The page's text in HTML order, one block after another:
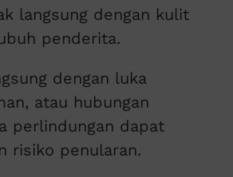
langsung dengan kulit
penderita.
dengan luka
atau hubungan
perlindungan dapat
risiko penularan.